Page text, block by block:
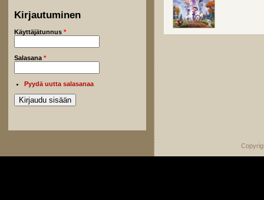
Kirjautuminen
Käyttäjätunnus *
Salasana *
Pyydä uutta salasanaa